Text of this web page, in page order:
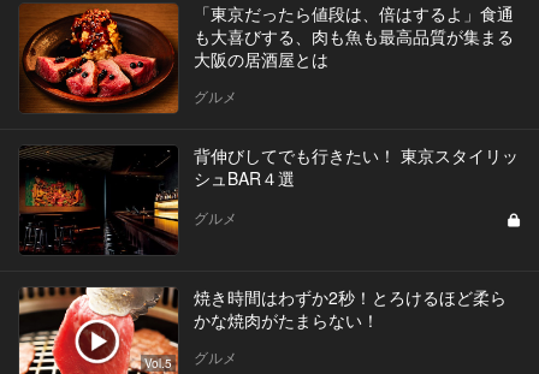
「東京だったら値段は、倍はするよ」食通
も大喜びする、肉も魚も最高品質が集まる
大阪の居酒屋とは
グルメ
背伸びしてでも行きたい！ 東京スタイリッ
シュBAR４選
グルメ
Vol.5
焼き時間はわずか2秒！とろけるほど柔ら
かな焼肉がたまらない！
グルメ